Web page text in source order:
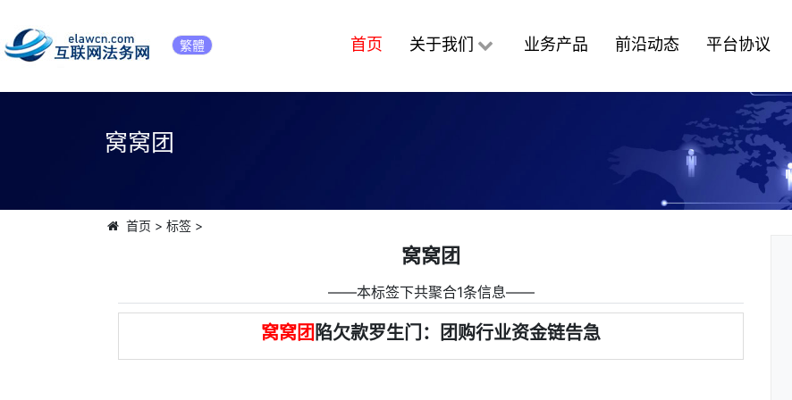
繁體 首页 关于我们 业务产品 前沿动态 平台协议
窝窝团
首页 > 标签>
窝窝团
――本标签下共聚合1条信息――
窝窝团 陷欠款罗生门：团购行业资金链告急